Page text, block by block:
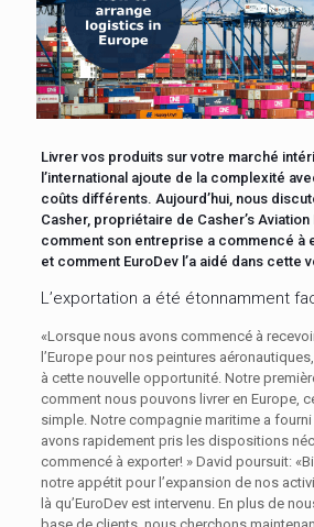
Livrer vos produits sur votre marché
l’international ajoute de la complexité
coûts différents. Aujourd’hui, nous
Casher, propriétaire de Casher’s
comment son entreprise a commencé à
et comment EuroDev l’a aidé dans cette
L’exportation a été étonnamment
«Lorsque nous avons commencé à
l’Europe pour nos peintures
à cette nouvelle opportunité. Notre
comment nous pouvons livrer en Europe,
simple. Notre compagnie maritime a
avons rapidement pris les dispositions
commencé à exporter! » David poursuit:
notre appétit pour l’expansion de nos
là qu’EuroDev est intervenu. En plus de